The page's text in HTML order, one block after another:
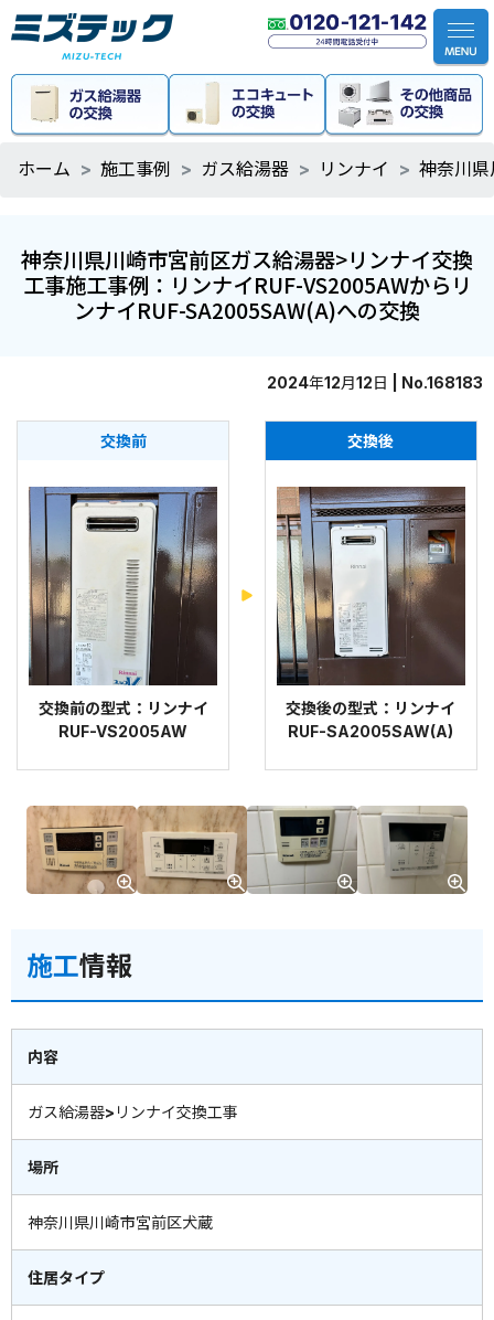
ホーム 施工事例 ガス給湯器 リンナイ 神奈川
神奈川県川崎市宮前区ガス給湯器>リンナイ交換
工事施工事例：リンナイRUF-VS2005AWからリ
ンナイRUF-SA2005SAW(A)への交換
2024年12月12日 | No.168183
交換前
交換前の型式：リンナイ
RUF-VS2005AW
交換後
交換後の型式：リンナイ
RUF-SA2005SAW(A)
施工情報
内容
ガス給湯器>リンナイ交換工事
場所
神奈川県川崎市宮前区犬蔵
住居タイプ